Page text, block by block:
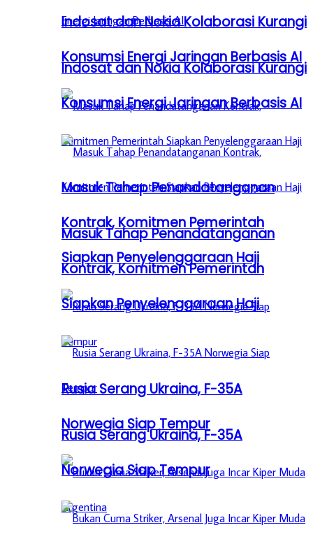
Indosat dan Nokia Kolaborasi Kurangi
Konsumsi Energi Jaringan Berbasis AI
Masuk Tahap Penandatanganan
Kontrak, Komitmen Pemerintah
Siapkan Penyelenggaraan Haji
Rusia Serang Ukraina, F-35A
Norwegia Siap Tempur
Indosat dan Nokia Kolaborasi Kurangi
Konsumsi Energi Jaringan Berbasis AI
Masuk Tahap Penandatanganan
Kontrak, Komitmen Pemerintah
Siapkan Penyelenggaraan Haji
Rusia Serang Ukraina, F-35A
Norwegia Siap Tempur